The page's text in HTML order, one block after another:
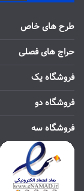
طرح های خاص
حراج های فصلی
فروشگاه یک
فروشگاه دو
فروشگاه سه